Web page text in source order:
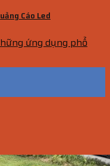
Cáo Led
ứng dụng phổ